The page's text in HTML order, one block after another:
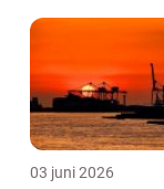
03 juni 2026